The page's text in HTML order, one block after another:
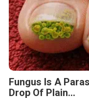
Fungus Is A
Drop Of Plain...